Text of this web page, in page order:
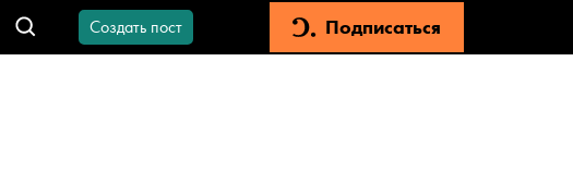
Создать пост Подписаться